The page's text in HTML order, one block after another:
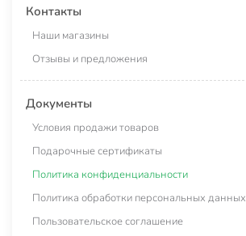
Контакты
Наши магазины
Отзывы и предложения
Документы
Условия продажи товаров
Подарочные сертификаты
Политика конфиденциальности
Политика обработки персональных данных
Пользовательское соглашение